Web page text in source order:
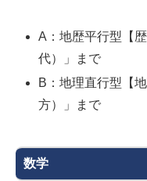
A：地歴平行型【
代）」まで
B：地理直行型【
方）」まで
数学